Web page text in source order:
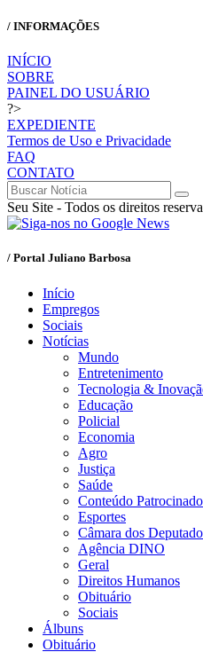
/ INFORMAÇÕES
INÍCIO
SOBRE
PAINEL DO USUÁRIO
?>
EXPEDIENTE
Termos de Uso e Privacidade
FAQ
CONTATO
Seu Site - Todos os direitos
/ Portal Juliano Barbosa
Início
Empregos
Sociais
Notícias
Mundo
Entretenimento
Tecnologia &
Educação
Policial
Economia
Agro
Justiça
Saúde
Conteúdo Patrocinado
Esportes
Câmara dos
Agência DINO
Geral
Direitos Humanos
Obituário
Sociais
Álbuns
Obituário